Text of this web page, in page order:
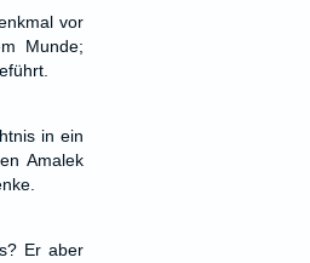
vor
Munde;
in ein
Amalek
Er aber